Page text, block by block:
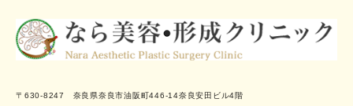
〒630-8247 奈良県奈良市油阪町446-14奈良安田ビル4階